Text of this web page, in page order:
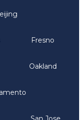
Fresno
Oakland